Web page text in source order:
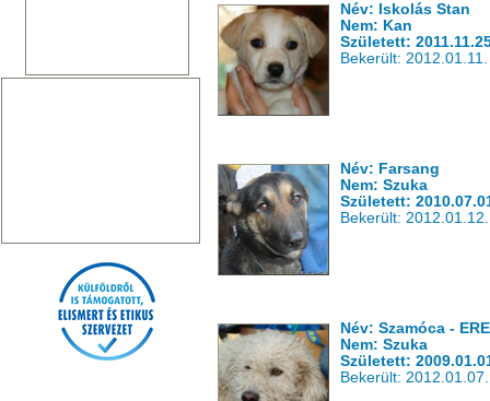
Név: Iskolás Stan
Nem: Kan
Született:
Bekerült: 2012.01.11.
Név: Farsang
Nem: Szuka
Született:
Bekerült: 2012.01.12.
Név: Szamóca -
Nem: Szuka
Született:
Bekerült: 2012.01.07.